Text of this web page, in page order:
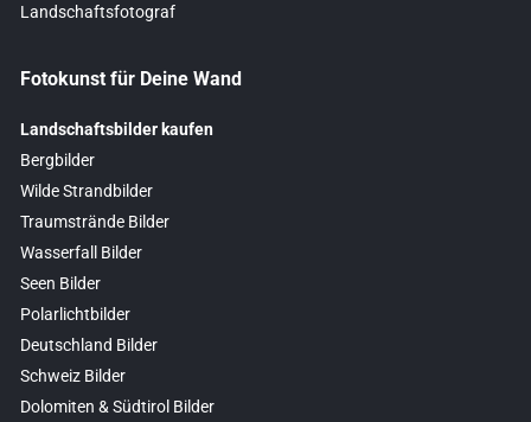
Landschaftsfotograf
Fotokunst für Deine Wand
Landschaftsbilder kaufen
Bergbilder
Wilde Strandbilder
Traumstrände Bilder
Wasserfall Bilder
Seen Bilder
Polarlichtbilder
Deutschland Bilder
Schweiz Bilder
Dolomiten & Südtirol Bilder